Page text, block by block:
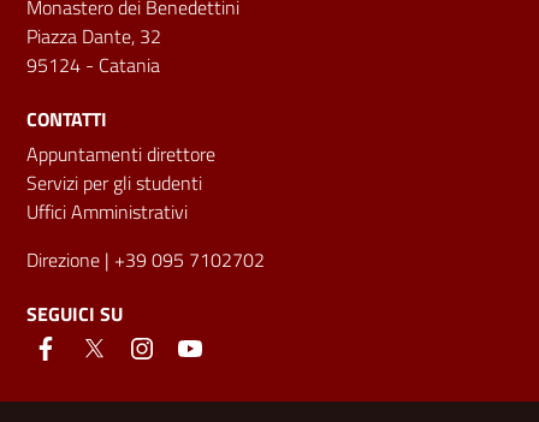
Monastero dei Benedettini
Piazza Dante, 32
95124 - Catania
CONTATTI
Appuntamenti direttore
Servizi per gli studenti
Uffici Amministrativi
Direzione | +39 095 7102702
SEGUICI SU